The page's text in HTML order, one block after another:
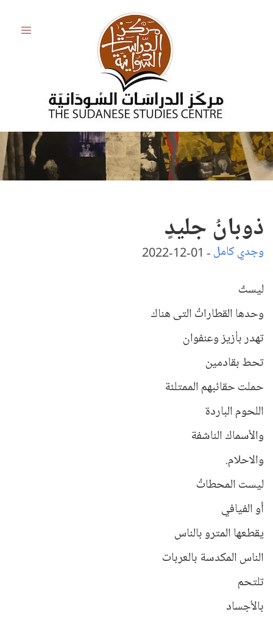
ذوبانُ جليدٍ
وجدي كامل -
01-12-2022
ليستُ
وحدها القطاراتُ التى هناك
تهدر بأزيز وعنفوان
تحط بقادمين
حملت حقائبهم الممتلئة
اللحوم الباردة
والأسماك الناشفة
والاحلام.
ليست المحطاتُ
أو الفيافي
يقطعها المترو بالناس
الناس المكدسة بالعربات
تلتحم
بالأجساد